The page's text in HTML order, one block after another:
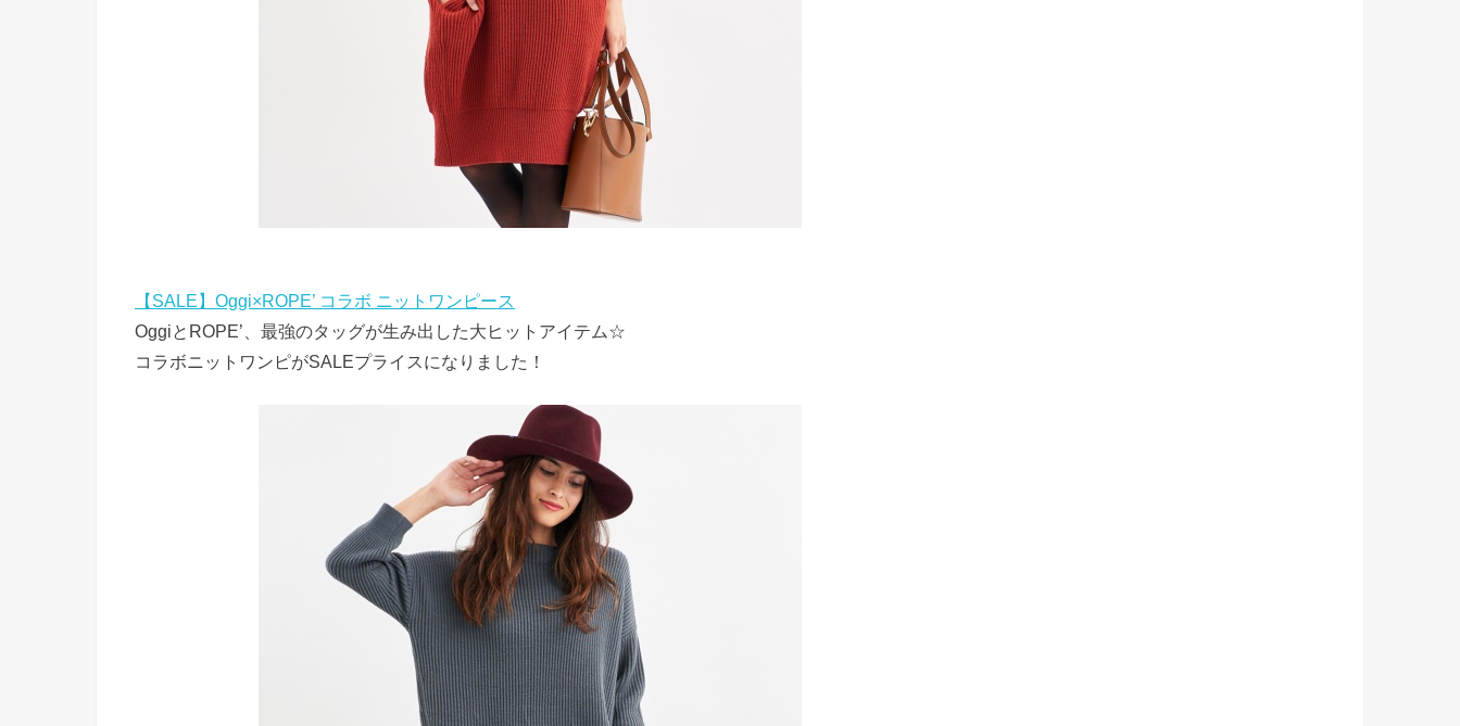
【SALE】Oggi×ROPE’ コラボ ニットワンピース
OggiとROPE’、最強のタッグが生み出した大ヒットアイテム☆
コラボニットワンピがSALEプライスになりました！